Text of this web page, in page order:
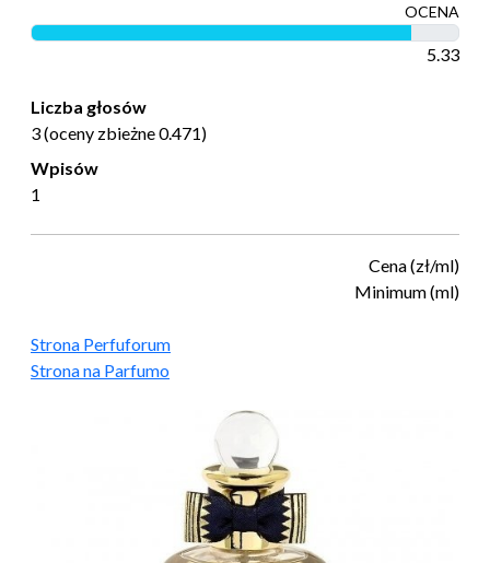
OCENA
5.33
Liczba głosów
3 (oceny zbieżne 0.471)
Wpisów
1
Cena (zł/ml)
Minimum (ml)
Strona Perfuforum
Strona na Parfumo